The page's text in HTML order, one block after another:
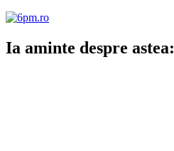
Ia aminte despre astea: